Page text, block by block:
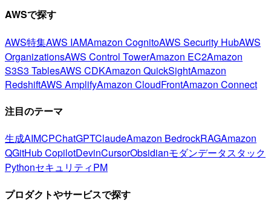
AWSで探す
AWS特集AWS IAMAmazon CognitoAWS Security HubAWS
OrganizationsAWS Control TowerAmazon EC2Amazon
S3S3 TablesAWS CDKAmazon QuickSightAmazon
RedshiftAWS AmplifyAmazon CloudFrontAmazon Connect
注目のテーマ
生成AIMCPChatGPTClaudeAmazon BedrockRAGAmazon
QGitHub CopilotDevinCursorObsidianモダンデータスタック
PythonセキュリティPM
プロダクトやサービスで探す